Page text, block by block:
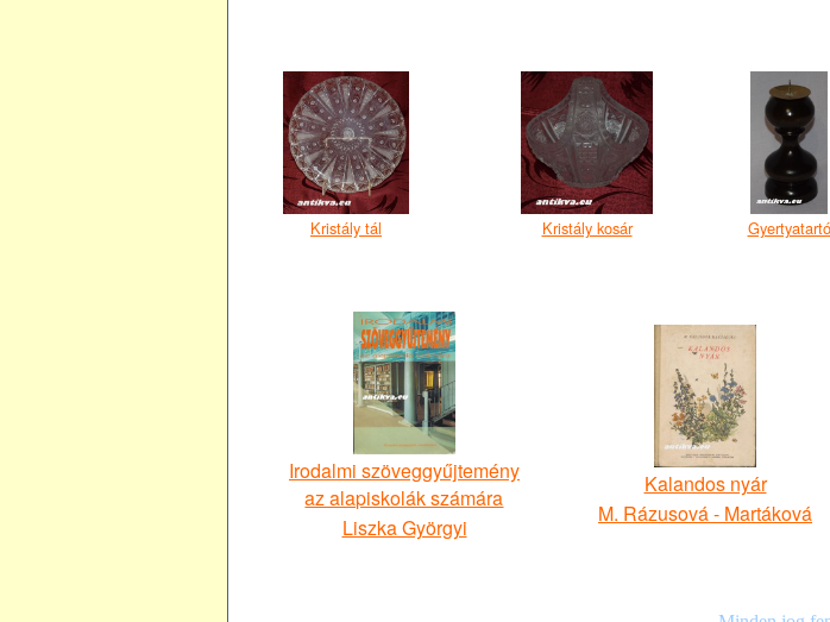
Kristály tál Kristály kosár Gyertyatartó
Irodalmi szöveggyűjtemény
az alapiskolák számára
Liszka Györgyi
Kalandos nyár
M. Rázusová - Martáková